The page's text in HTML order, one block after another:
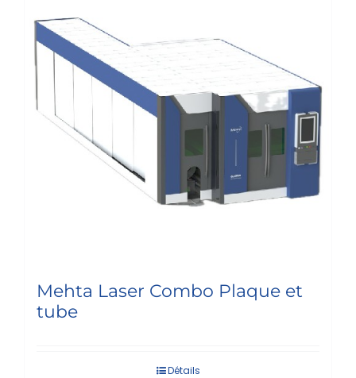
Mehta Laser Combo Plaque et
tube
Détails